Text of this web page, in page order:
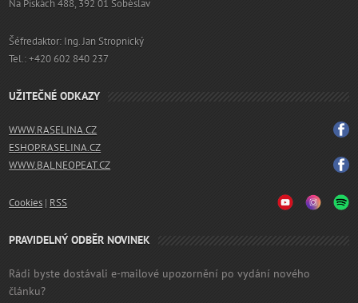
Na Pískách 488, 392 01 Soběslav
Šéfredaktor: Ing. Jan Stropnický
Tel.: +420 602 840 237
UŽITEČNÉ ODKAZY
WWW.RASELINA.CZ
ESHOP.RASELINA.CZ
WWW.BALNEOPEAT.CZ
Cookies | RSS
PRAVIDELNÝ ODBĚR NOVINEK
Rádi byste dostávali e-mailové upozornění po vydání nového
článku?